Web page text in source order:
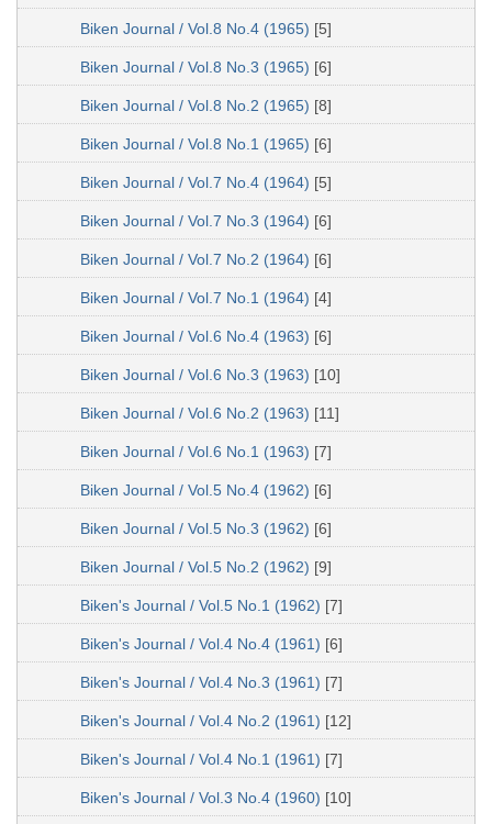
Biken Journal / Vol.8 No.4 (1965) [5]
Biken Journal / Vol.8 No.3 (1965) [6]
Biken Journal / Vol.8 No.2 (1965) [8]
Biken Journal / Vol.8 No.1 (1965) [6]
Biken Journal / Vol.7 No.4 (1964) [5]
Biken Journal / Vol.7 No.3 (1964) [6]
Biken Journal / Vol.7 No.2 (1964) [6]
Biken Journal / Vol.7 No.1 (1964) [4]
Biken Journal / Vol.6 No.4 (1963) [6]
Biken Journal / Vol.6 No.3 (1963) [10]
Biken Journal / Vol.6 No.2 (1963) [11]
Biken Journal / Vol.6 No.1 (1963) [7]
Biken Journal / Vol.5 No.4 (1962) [6]
Biken Journal / Vol.5 No.3 (1962) [6]
Biken Journal / Vol.5 No.2 (1962) [9]
Biken's Journal / Vol.5 No.1 (1962) [7]
Biken's Journal / Vol.4 No.4 (1961) [6]
Biken's Journal / Vol.4 No.3 (1961) [7]
Biken's Journal / Vol.4 No.2 (1961) [12]
Biken's Journal / Vol.4 No.1 (1961) [7]
Biken's Journal / Vol.3 No.4 (1960) [10]